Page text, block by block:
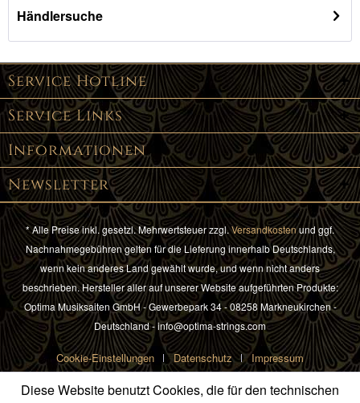
Händlersuche
Service Hotline
Service Links
Informationen
Newsletter
* Alle Preise inkl. gesetzl. Mehrwertsteuer zzgl.Versandkostenund ggf.
Nachnahmegebühren gelten für die Lieferung innerhalb Deutschlands,
wenn kein anderes Land gewählt wurde, und wenn nicht anders
beschrieben. Hersteller aller auf unserer Website aufgeführten Produkte:
Optima Musiksaiten GmbH - Gewerbepark 34 - 08258 Markneukirchen -
Deutschland - info@optima-strings.com
Cookie-Einstellungen Datenschutz Impressum
Diese Website benutzt Cookies, die für den technischen